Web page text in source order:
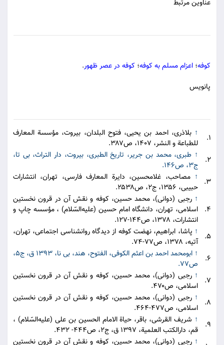
عناوین مرتبط
کوفه؛ اعزام مسلم به کوفه؛ کوفه در عصر ظهور.
پانویس
۱. ↑بلاذری، احمد بن یحیی، فتوح البلدان، بیروت، مؤسسة المعارف
للطباعة و النشر، ۱۴۰۷، ص۳۸۷.
۲.
↑ طبری، محمد بن جریر، تاریخ الطبری، بیروت، دار التراث، بی تا،
ج۳، ص۱۴۶.
۳.
↑مصاحب، غلامحسین، دایرة المعارف فارسی، تهران، انتشارات
حبیبی، ۱۳۵۶، ج۲، ص۲۵۳۸.
۴.
↑رجبی (دوانی)، محمد حسین، کوفه و نقش آن در قرون نخستین
اسلامی، تهران، دانشگاه امام حسین (علیه‌السّلام) ، مؤسسه چاپ و
انتشارات، ۱۳۷۸، ص۱۴۴-۱۲۷.
۵.
↑ پاشا، ابراهیم، نهضت کوفه از دیدگاه روانشناسی اجتماعی، تهران،
آتیه، ۱۳۷۸، ص۷۷-۷۴.
۶.
↑
ابومحمد احمد بن اعثم الکوفی، الفتوح، هند، بی نا، ۱۳۹۳ ق، ج۵،
ص۷۷.
۷.
↑رجبی (دوانی)، محمد حسین، کوفه و نقش آن در قرون نخستین
اسلامی، ص۴۷۰.
۸.
↑رجبی (دوانی)، محمد حسین، کوفه و نقش آن در قرون نخستین
اسلامی، ص۴۷۷-۴۶۴.
۹.
↑ شریف القرشی، باقر، حیاة الامام الحسین بن علی (علیه‌السّلام) ،
قم، دارالکتب العلمیة، ۱۳۹۷ ق، ج۲، ص۴۴۴- ۴۳۲.
↑رجبی (دوانی)، محمد حسین، کوفه و نقش آن در قرون نخستین